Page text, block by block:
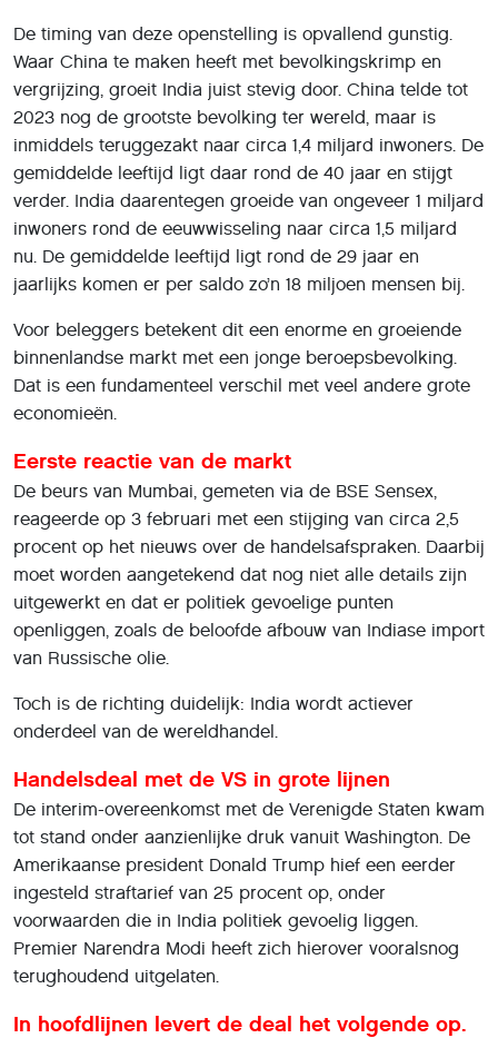
De timing van deze openstelling is opvallend gunstig.
Waar China te maken heeft met bevolkingskrimp en
vergrijzing, groeit India juist stevig door. China telde tot
2023 nog de grootste bevolking ter wereld, maar is
inmiddels teruggezakt naar circa 1,4 miljard inwoners. De
gemiddelde leeftijd ligt daar rond de 40 jaar en stijgt
verder. India daarentegen groeide van ongeveer 1 miljard
inwoners rond de eeuwwisseling naar circa 1,5 miljard
nu. De gemiddelde leeftijd ligt rond de 29 jaar en
jaarlijks komen er per saldo zo’n 18 miljoen mensen bij.
Voor beleggers betekent dit een enorme en groeiende
binnenlandse markt met een jonge beroepsbevolking.
Dat is een fundamenteel verschil met veel andere grote
economieën.
Eerste reactie van de markt
De beurs van Mumbai, gemeten via de BSE Sensex,
reageerde op 3 februari met een stijging van circa 2,5
procent op het nieuws over de handelsafspraken. Daarbij
moet worden aangetekend dat nog niet alle details zijn
uitgewerkt en dat er politiek gevoelige punten
openliggen, zoals de beloofde afbouw van Indiase import
van Russische olie.
Toch is de richting duidelijk: India wordt actiever
onderdeel van de wereldhandel.
Handelsdeal met de VS in grote lijnen
De interim-overeenkomst met de Verenigde Staten kwam
tot stand onder aanzienlijke druk vanuit Washington. De
Amerikaanse president Donald Trump hief een eerder
ingesteld straftarief van 25 procent op, onder
voorwaarden die in India politiek gevoelig liggen.
Premier Narendra Modi heeft zich hierover vooralsnog
terughoudend uitgelaten.
In hoofdlijnen levert de deal het volgende op.